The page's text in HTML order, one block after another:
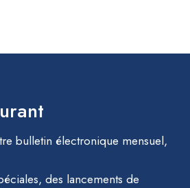
bulletin électronique mensuel,
des lancements de